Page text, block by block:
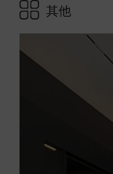
其他